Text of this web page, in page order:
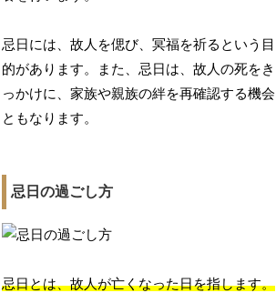
忌日には、故人を偲び、冥福を祈るという目
的があります。また、忌日は、故人の死をき
っかけに、家族や親族の絆を再確認する機会
ともなります。
忌日の過ごし方
忌日とは、故人が亡くなった日を指します。